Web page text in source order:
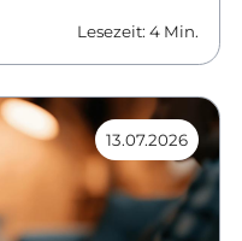
aber sie tun es auf
mit
Betrieb, Sicherheit
die
Kriterien für die
Lesezeit: 4 Min.
13.07.2026